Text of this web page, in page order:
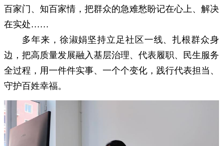
百家门、知百家情，把群众的急难愁盼记在心上、解决
在实处……
多年来，徐淑娟坚持立足社区一线、扎根群众身
边，把高质量发展融入基层治理、代表履职、民生服务
全过程，用一件件实事、一个个变化，践行代表担当、
守护百姓幸福。